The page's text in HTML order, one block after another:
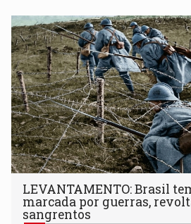
LEVANTAMENTO: Brasil
marcada por guerras,
sangrentos